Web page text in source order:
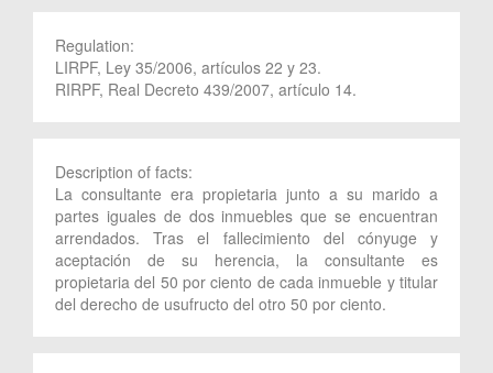
Regulation:
LIRPF, Ley 35/2006, artículos 22 y 23.
RIRPF, Real Decreto 439/2007, artículo 14.
Description of facts:
La consultante era propietaria junto a su marido a
partes iguales de dos inmuebles que se encuentran
arrendados. Tras el fallecimiento del cónyuge y
aceptación de su herencia, la consultante es
propietaria del 50 por ciento de cada inmueble y titular
del derecho de usufructo del otro 50 por ciento.